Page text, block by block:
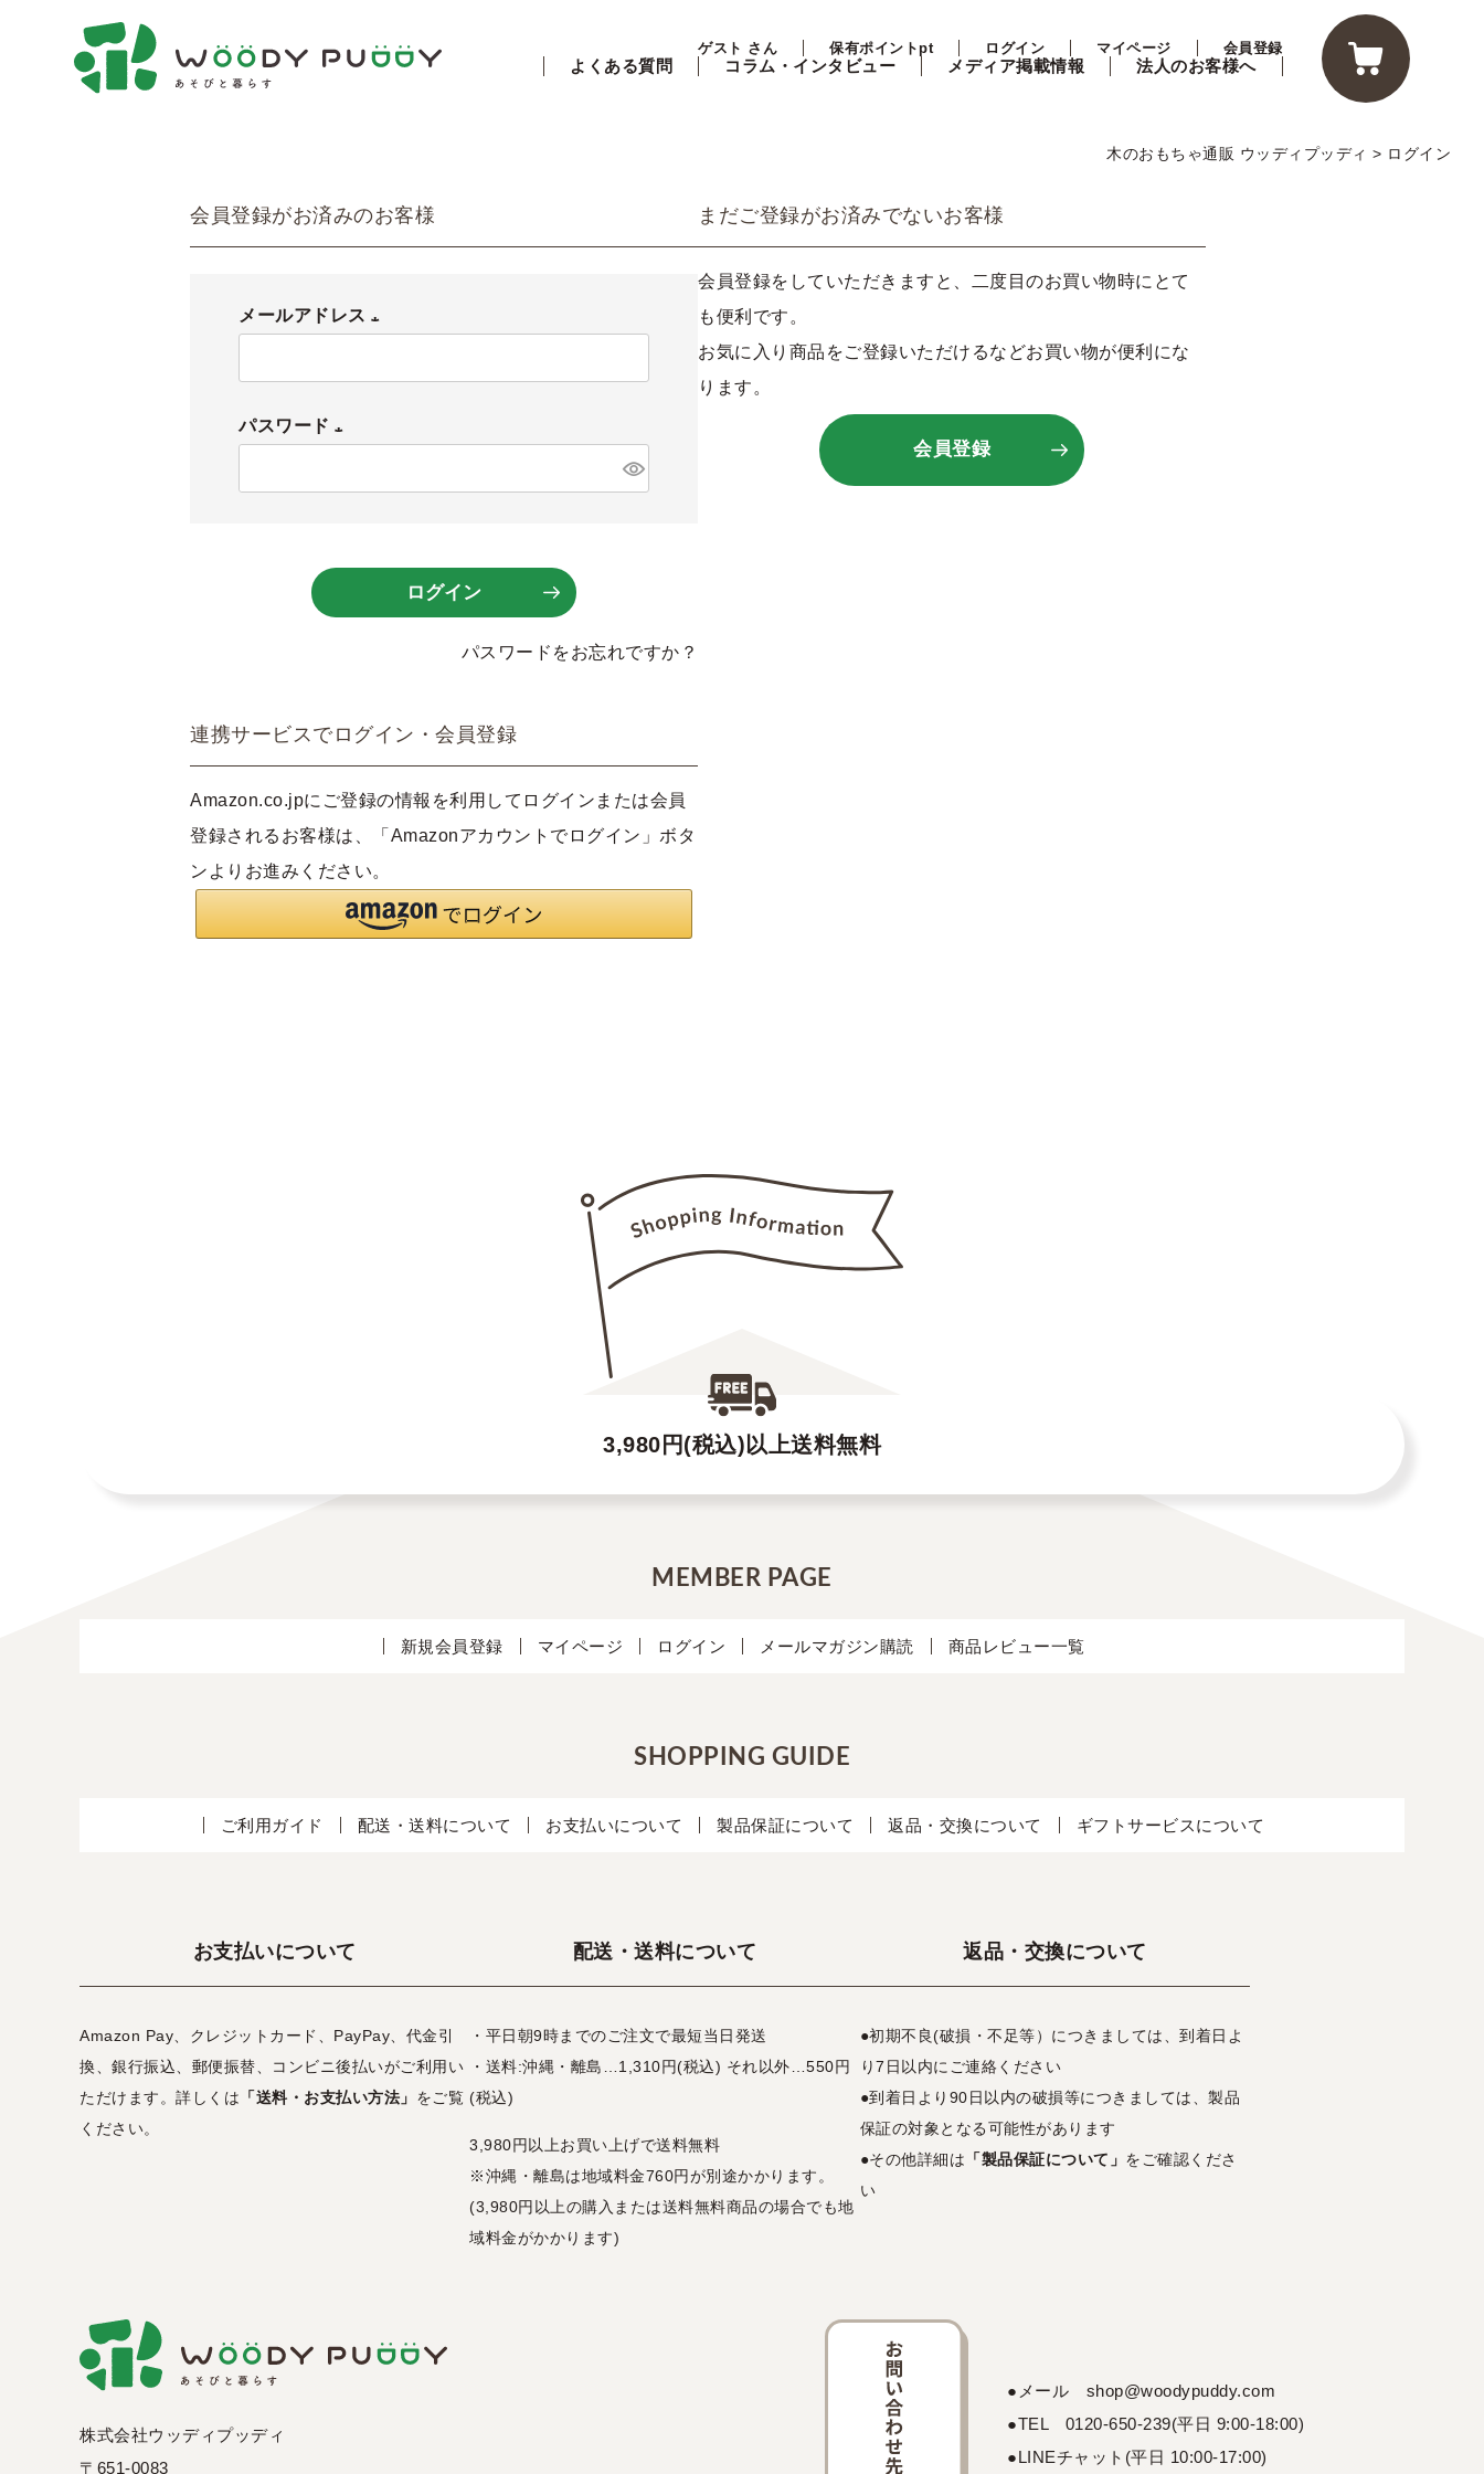
ゲスト さん 保有ポイントpt ログイン マイページ 会員登録
よくある質問 コラム・インタビュー メディア掲載情報 法人のお客様へ
木のおもちゃ通販 ウッディプッディ ログイン
会員登録がお済みのお客様
メールアドレス
パスワード
ログイン
パスワードをお忘れですか？
連携サービスでログイン・会員登録
Amazon.co.jpにご登録の情報を利用してログインまたは会員
登録されるお客様は、「Amazonアカウントでログイン」ボタ
ンよりお進みください。
まだご登録がお済みでないお客様
会員登録をしていただきますと、二度目のお買い物時にとて
も便利です。
お気に入り商品をご登録いただけるなどお買い物が便利にな
ります。
会員登録
3,980円(税込)以上送料無料
MEMBER PAGE
新規会員登録 マイページ ログイン メールマガジン購読 商品レビュー一覧
SHOPPING GUIDE
ご利用ガイド 配送・送料について お支払いについて 製品保証について 返品・交換について ギフトサービスについて
お支払いについて
Amazon Pay、クレジットカード、PayPay、代金引
換、銀行振込、郵便振替、コンビニ後払いがご利用い
ただけます。詳しくは 「送料・お支払い方法」 をご覧
ください。
配送・送料について
・平日朝9時までのご注文で最短当日発送
・送料:沖縄・離島…1,310円(税込) それ以外…550円
(税込)
3,980円以上お買い上げで送料無料
※沖縄・離島は地域料金760円が別途かかります。
(3,980円以上の購入または送料無料商品の場合でも地
域料金がかかります)
返品・交換について
●初期不良(破損・不足等）につきましては、到着日よ
り7日以内にご連絡ください
●到着日より90日以内の破損等につきましては、製品
保証の対象となる可能性があります
●その他詳細は 「製品保証について」 をご確認くださ
い
株式会社ウッディプッディ
〒651-0083
●メール shop@woodypuddy.com
●TEL 0120-650-239(平日 9:00-18:00)
●LINEチャット(平日 10:00-17:00)